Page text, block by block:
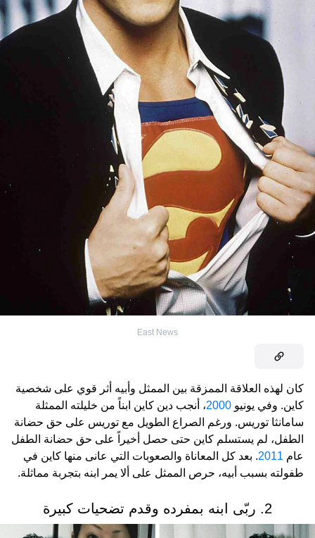
East News
كان لهذه العلاقة الممزقة بين الممثل وأبيه أثر قوي على شخصية
كاين. وفي يونيو 2000، أنجب دين كاين ابناً من خليلته الممثلة
سامانثا توريس. ورغم الصراع الطويل مع توريس على حق حضانة
الطفل، لم يستسلم كاين حتى حصل أخيراً على حق حضانة الطفل
عام 2011. بعد كل المعاناة والصعوبات التي عانى منها كاين في
طفولته بسبب أبيه، حرص الممثل على ألا يمر ابنه بتجربة مماثلة.
2. ربّى ابنه بمفرده وقدم تضحيات كبيرة